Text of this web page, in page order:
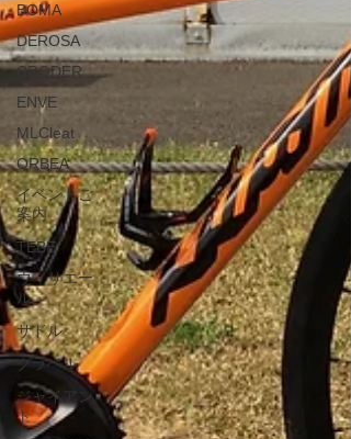
BOMA
DEROSA
CRODER
ENVE
MLCleat
ORBEA
イベントご
案内
TEBE
ウィリエー
ル
サドル
グラベル
ジャイアン
ト